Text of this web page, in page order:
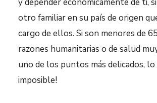
otro familiar en su país de origen
cargo de ellos. Si son menores de
razones humanitarias o de salud
uno de los puntos más delicados, lo
imposible!